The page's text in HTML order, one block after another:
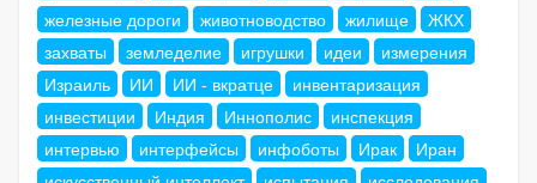
железные дороги
животноводство жилище
ЖКХ
захваты
земледелие игрушки идеи
измерения
Израиль
ИИ ИИ - вкратце
инвентаризация
инвестиции
Индия Иннополис
инспекция
интервью
интерфейсы инфоботы Ирак
Иран